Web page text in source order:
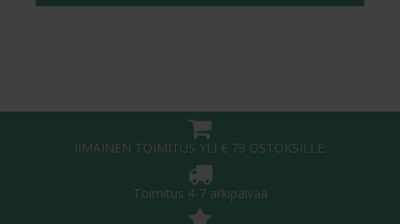
IIMAINEN TOIMITUS YLI € 79 OSTOKSILLE:
Toimitus 4-7 arkipäivää